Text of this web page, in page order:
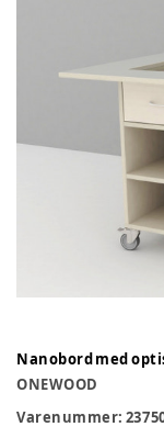
Nanobord med
ONEWOOD
Varenummer: